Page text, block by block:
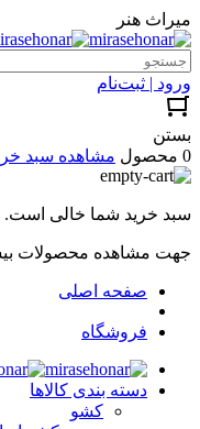
میراث هنر
ورود | ثبت‌نام
بستن
0 محصول
مشاهده سبد
سبد خرید شما خالی است.
جهت مشاهده محصولات
صفحه اصلی
فروشگاه
دسته بندی کالاها
کشو